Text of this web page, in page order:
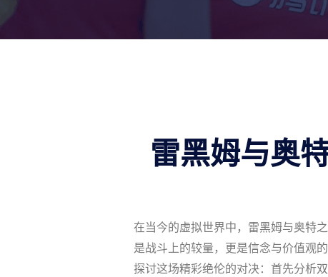
雷黑姆与奥
在当今的虚拟世界中，雷黑姆与奥特
是战斗上的较量，更是信念与价值观
探讨这场精彩绝伦的对决：首先分析